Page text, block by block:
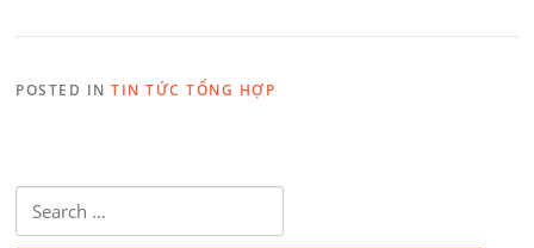
POSTED INTIN TỨC TỔNG HỢP
Search for: